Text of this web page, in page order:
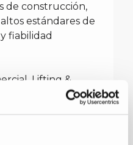
de construcción,
estándares de
fiabilidad
Lifting &
“Estamos
a Epsom
importante y en